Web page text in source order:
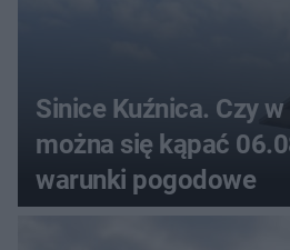
Sinice Kuźnica. Czy
można się kąpać
warunki pogodowe